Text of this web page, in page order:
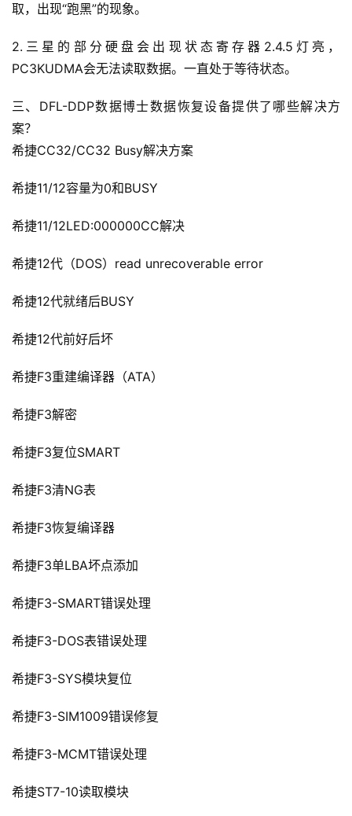
取，出现“跑黑”的现象。
2.三星的部分硬盘会出现状态寄存器2.4.5灯亮，
PC3KUDMA会无法读取数据。一直处于等待状态。
三、DFL-DDP数据博士数据恢复设备提供了哪些解决方
案？
希捷CC32/CC32 Busy解决方案
希捷11/12容量为0和BUSY
希捷11/12LED:000000CC解决
希捷12代（DOS）read unrecoverable error
希捷12代就绪后BUSY
希捷12代前好后坏
希捷F3重建编译器（ATA）
希捷F3解密
希捷F3复位SMART
希捷F3清NG表
希捷F3恢复编译器
希捷F3单LBA坏点添加
希捷F3-SMART错误处理
希捷F3-DOS表错误处理
希捷F3-SYS模块复位
希捷F3-SIM1009错误修复
希捷F3-MCMT错误处理
希捷ST7-10读取模块